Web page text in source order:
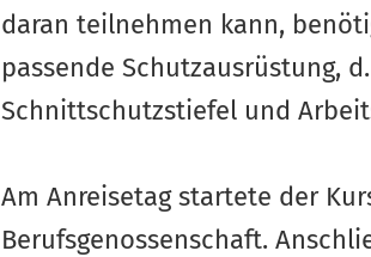
daran teilnehmen kann,
passende Schutzausrüstung,
Schnittschutzstiefel und
Am Anreisetag startete der
Berufsgenossenschaft.